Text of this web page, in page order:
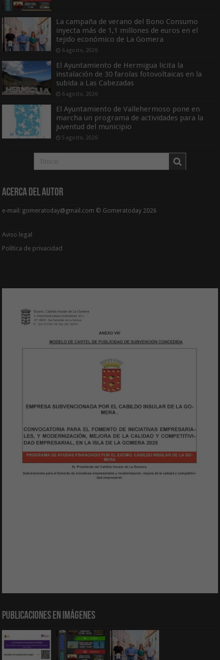
La campaña de verano del Bono Consumo
inyecta más de 1,1 millones de euros en el
tejido económico de La Gomera
6 agosto, 2026
El Ayuntamiento de Hermigua licita la
instalación de 30 farolas fotovoltaicas en la
subida a Las Cabezadas
6 agosto, 2026
El Ayuntamiento de Vallehermoso pone en
marcha un programa de actividades para la
juventud del municipio
5 agosto, 2026
Acerca del Autor
e-mail: gomeratoday@gmail.com © Gomeratoday 2026
Aviso legal
Política de privacidad
Publicaciones en Imágenes